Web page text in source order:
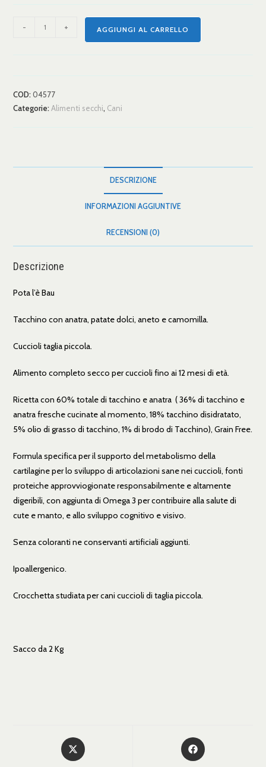
- + AGGIUNGI AL CARRELLO
COD:04577
Categorie:Alimenti secchi, Cani
DESCRIZIONE
INFORMAZIONI AGGIUNTIVE
RECENSIONI (0)
Descrizione
Pota l’è Bau
Tacchino con anatra, patate dolci, aneto e camomilla.
Cuccioli taglia piccola.
Alimento completo secco per cuccioli fino ai 12 mesi di età.
Ricetta con 60% totale di tacchino e anatra ( 36% di tacchino e
anatra fresche cucinate al momento, 18% tacchino disidratato,
5% olio di grasso di tacchino, 1% di brodo di Tacchino), Grain Free.
Formula specifica per il supporto del metabolismo della
cartilagine per lo sviluppo di articolazioni sane nei cuccioli, fonti
proteiche approvviogionate responsabilmente e altamente
digeribili, con aggiunta di Omega 3 per contribuire alla salute di
cute e manto, e allo sviluppo cognitivo e visivo.
Senza coloranti ne conservanti artificiali aggiunti.
Ipoallergenico.
Crocchetta studiata per cani cuccioli di taglia piccola.
Sacco da 2 Kg